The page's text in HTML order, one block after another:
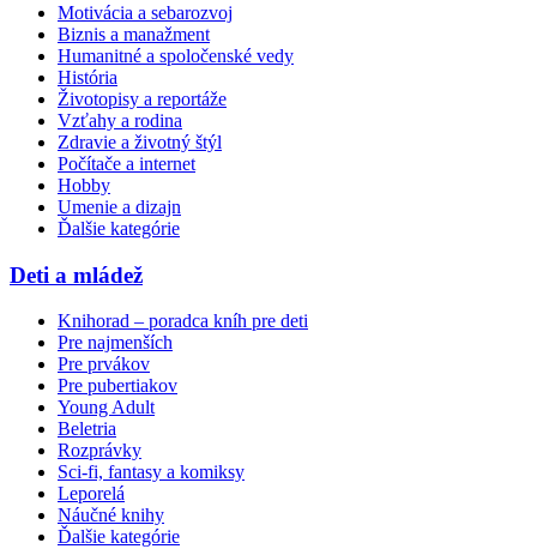
Motivácia a sebarozvoj
Biznis a manažment
Humanitné a spoločenské vedy
História
Životopisy a reportáže
Vzťahy a rodina
Zdravie a životný štýl
Počítače a internet
Hobby
Umenie a dizajn
Ďalšie kategórie
Deti a mládež
Knihorad – poradca kníh pre deti
Pre najmenších
Pre prvákov
Pre pubertiakov
Young Adult
Beletria
Rozprávky
Sci-fi, fantasy a komiksy
Leporelá
Náučné knihy
Ďalšie kategórie